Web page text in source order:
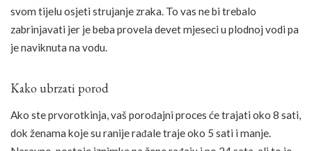
svom tijelu osjeti strujanje zraka. To vas ne bi trebalo
zabrinjavati jer je beba provela devet mjeseci u plodnoj vodi pa
je naviknuta na vodu.
Kako ubrzati porod
Ako ste prvorotkinja, vaš porođajni proces će trajati oko 8 sati,
dok ženama koje su ranije rađale traje oko 5 sati i manje.